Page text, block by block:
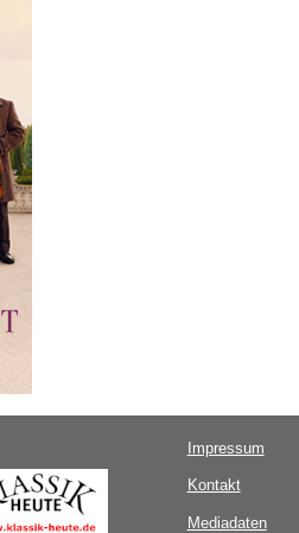
Impressum
Kontakt
Mediadaten